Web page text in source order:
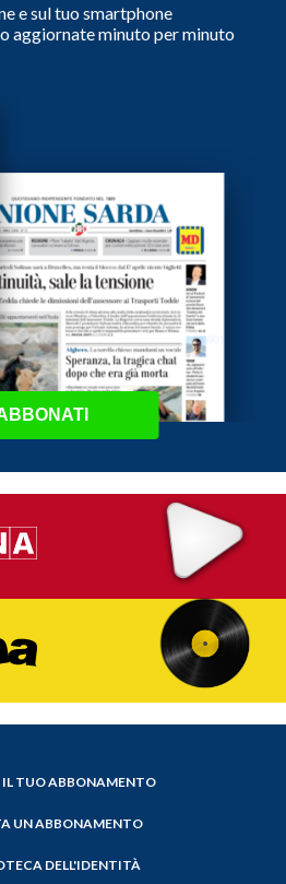
e sul tuo smartphone
aggiornate minuto per minuto
IL TUO ABBONAMENTO
UN ABBONAMENTO
DELL'IDENTITÀ